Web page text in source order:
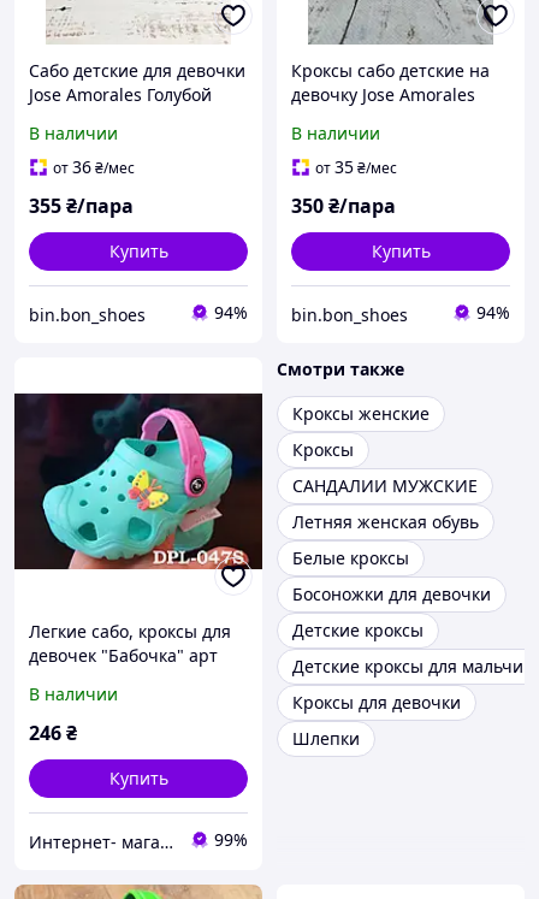
Cабо детские для девочки
Jose Amorales Голубой
В наличии
от36₴/мес
355₴/пара
Купить
bin.bon_shoes 94%
Кроксы сабо детские на
девочку Jose Amorales
В наличии
от35₴/мес
350₴/пара
Купить
bin.bon_shoes 94%
Легкие сабо, кроксы для
девочек "Бабочка" арт
бирюзовые
В наличии
246₴
Купить
Интернет- магазин "TopMir" качественная детская обувь для всех 99%
Смотри также
Кроксы женские
Кроксы
САНДАЛИИ МУЖСКИЕ
Летняя женская обувь
Белые кроксы
Босоножки для девочки
Детские кроксы
Детские кроксы для
Кроксы для девочки
Шлепки